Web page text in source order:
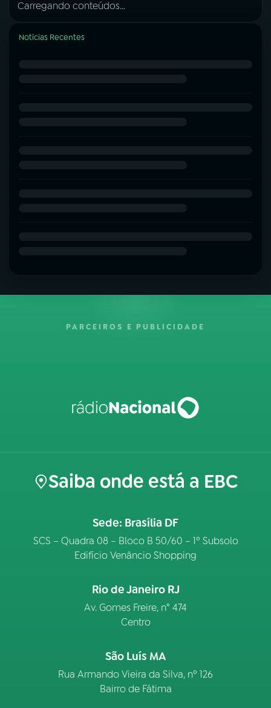
Carregando conteúdos...
Notícias Recentes
PARCEIROS E PUBLICIDADE
Saiba onde está a EBC
Sede: Brasília DF
SCS – Quadra 08 – Bloco B 50/60 – 1º Subsolo
Edifício Venâncio Shopping
Rio de Janeiro RJ
Av. Gomes Freire, n° 474
Centro
São Luís MA
Rua Armando Vieira da Silva, nº 126
Bairro de Fátima